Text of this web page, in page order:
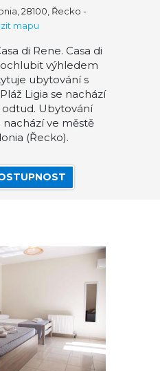
28100, Řecko -
mapu
di Rene. Casa di
výhledem
ubytování s
Ligia se nachází
odtud. Ubytování
nachází ve městě
(Řecko).